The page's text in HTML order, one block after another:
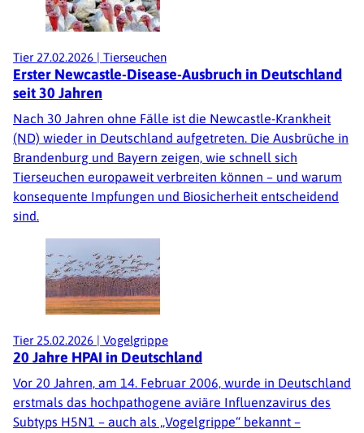
Tier 27.02.2026 | Tierseuchen
Erster Newcastle-Disease-Ausbruch in Deutschland
seit 30 Jahren
Nach 30 Jahren ohne Fälle ist die Newcastle-Krankheit
(ND) wieder in Deutschland aufgetreten. Die Ausbrüche in
Brandenburg und Bayern zeigen, wie schnell sich
Tierseuchen europaweit verbreiten können – und warum
konsequente Impfungen und Biosicherheit entscheidend
sind.
Tier 25.02.2026 | Vogelgrippe
20 Jahre HPAI in Deutschland
Vor 20 Jahren, am 14. Februar 2006, wurde in Deutschland
erstmals das hochpathogene aviäre Influenzavirus des
Subtyps H5N1 – auch als „Vogelgrippe“ bekannt –